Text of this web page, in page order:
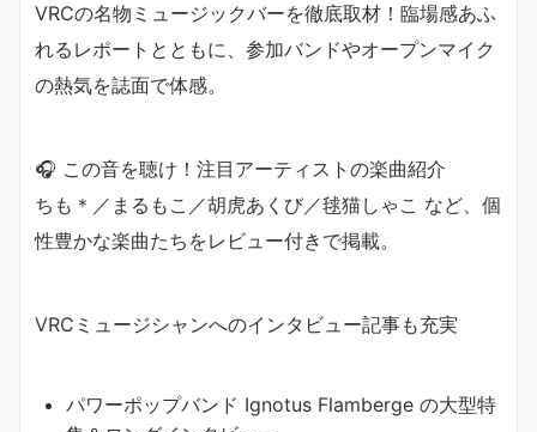
VRCの名物ミュージックバーを徹底取材！臨場感あふ
れるレポートとともに、参加バンドやオープンマイク
の熱気を誌面で体感。
🎧 この音を聴け！注目アーティストの楽曲紹介
ちも＊／まるもこ／胡虎あくび／毬猫しゃこ など、個
性豊かな楽曲たちをレビュー付きで掲載。
VRCミュージシャンへのインタビュー記事も充実
パワーポップバンド Ignotus Flamberge の大型特